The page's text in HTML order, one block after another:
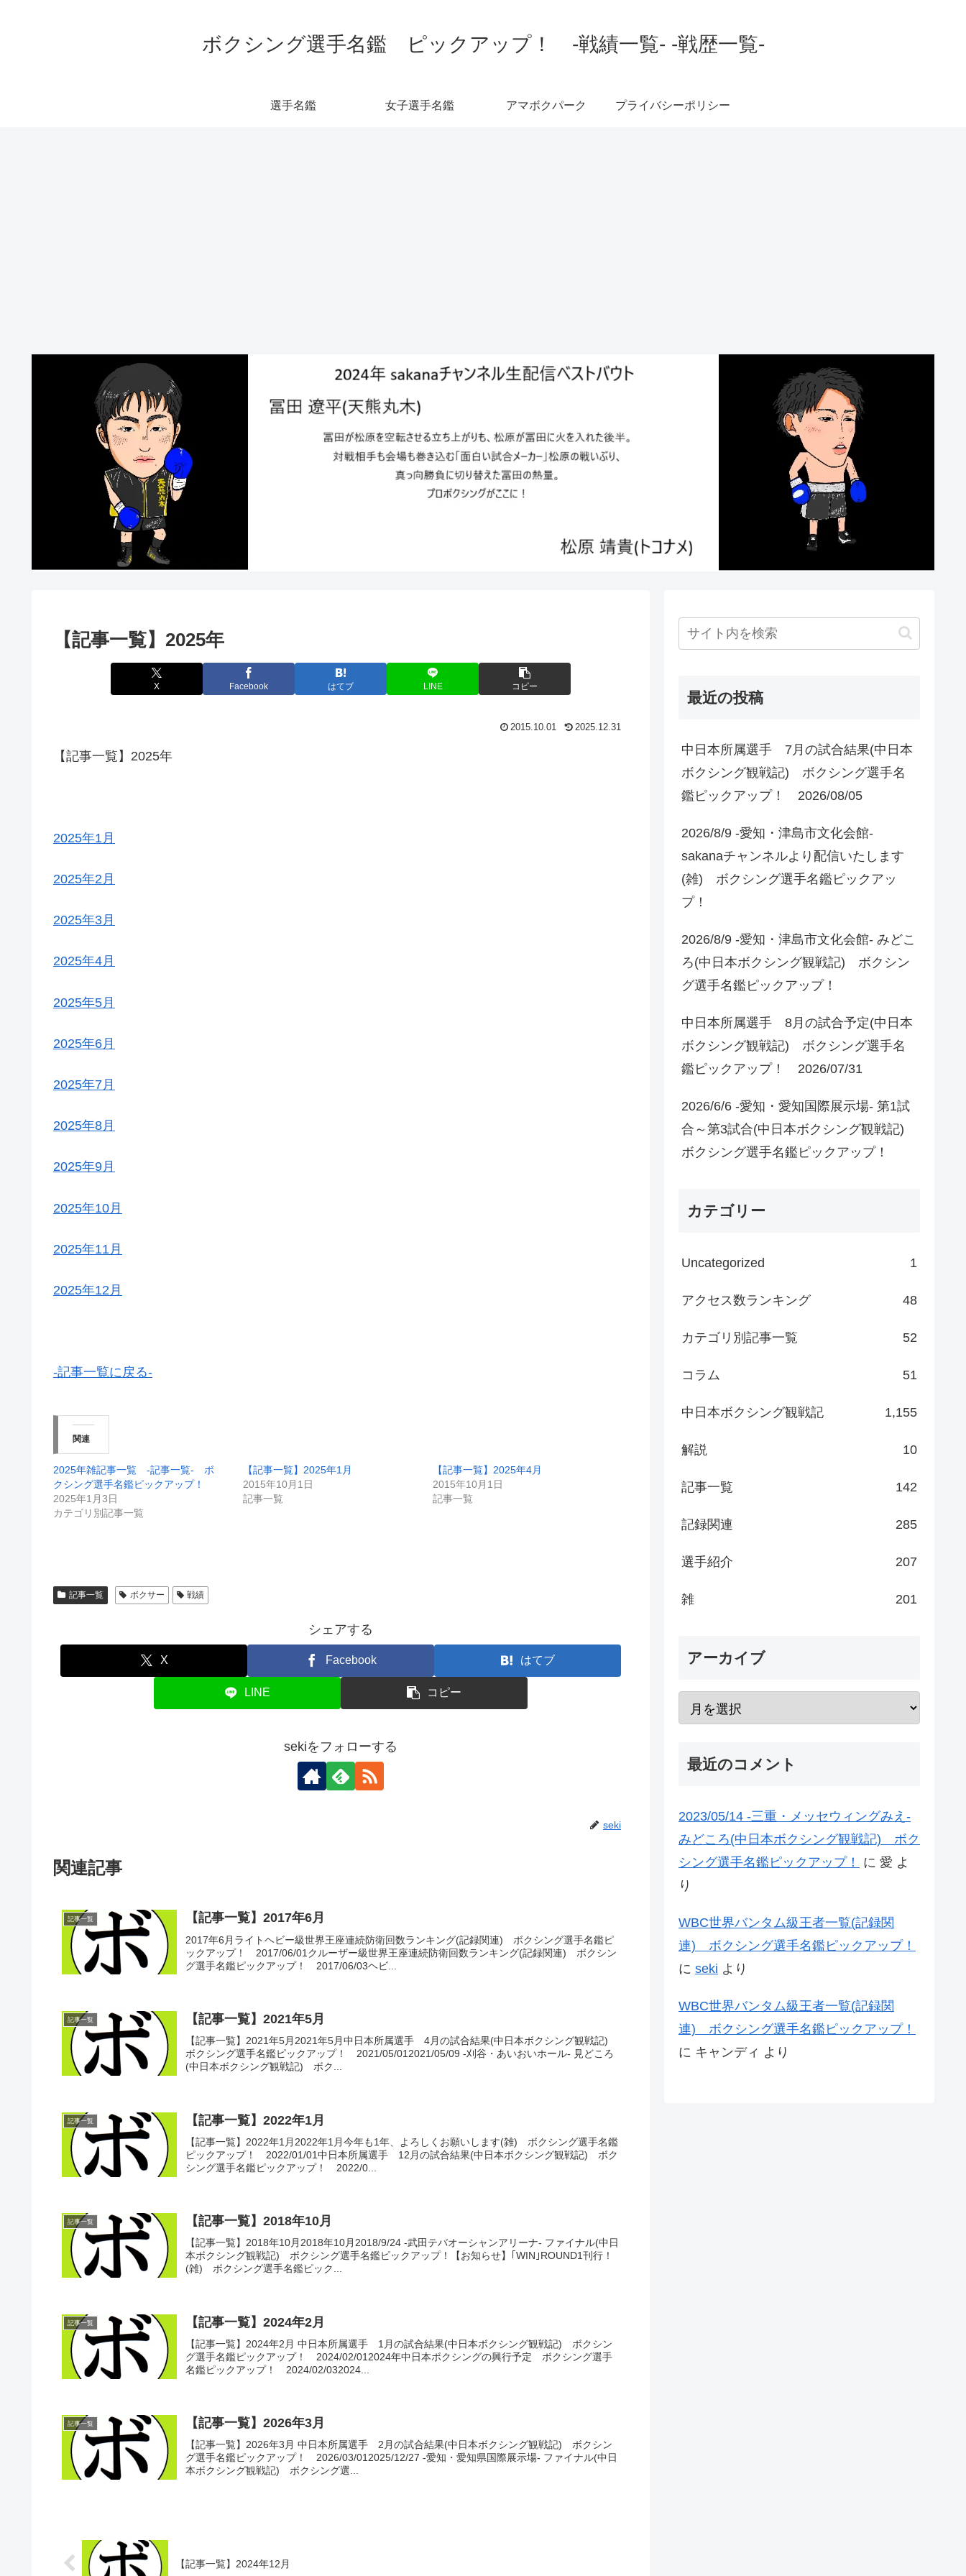
ボクシング選手名鑑 ピックアップ！ -戦績一覧- -戦歴一覧-
選手名鑑 女子選手名鑑 アマボクパーク プライバシーポリシー
【記事一覧】2025年
X Facebook はてブ LINE コピー
2015.10.01 2025.12.31
【記事一覧】2025年
2025年1月
2025年2月
2025年3月
2025年4月
2025年5月
2025年6月
2025年7月
2025年8月
2025年9月
2025年10月
2025年11月
2025年12月
-記事一覧に戻る-
関連
2025年雑記事一覧 -記事一覧- ボ
クシング選手名鑑ピックアップ！
2025年1月3日
カテゴリ別記事一覧
【記事一覧】2025年1月
2015年10月1日
記事一覧
【記事一覧】2025年4月
2015年10月1日
記事一覧
記事一覧 ボクサー 戦績
シェアする
X Facebook はてブ
LINE コピー
sekiをフォローする
seki
関連記事
記事一覧 【記事一覧】2017年6月
2017年6月ライトヘビー級世界王座連続防衛回数ランキング(記録関連) ボクシング選手名鑑ピ
ックアップ！ 2017/06/01クルーザー級世界王座連続防衛回数ランキング(記録関連) ボクシン
グ選手名鑑ピックアップ！ 2017/06/03ヘビ...
記事一覧 【記事一覧】2021年5月
【記事一覧】2021年5月2021年5月中日本所属選手 4月の試合結果(中日本ボクシング観戦記)
ボクシング選手名鑑ピックアップ！ 2021/05/012021/05/09 -刈谷・あいおいホール- 見どころ
(中日本ボクシング観戦記) ボク...
記事一覧 【記事一覧】2022年1月
【記事一覧】2022年1月2022年1月今年も1年、よろしくお願いします(雑) ボクシング選手名鑑
ピックアップ！ 2022/01/01中日本所属選手 12月の試合結果(中日本ボクシング観戦記) ボク
シング選手名鑑ピックアップ！ 2022/0...
記事一覧 【記事一覧】2018年10月
【記事一覧】2018年10月2018年10月2018/9/24 -武田テバオーシャンアリーナ- ファイナル(中日
本ボクシング観戦記) ボクシング選手名鑑ピックアップ！【お知らせ】｢WIN｣ROUND1刊行！
(雑) ボクシング選手名鑑ピック...
記事一覧 【記事一覧】2024年2月
【記事一覧】2024年2月 中日本所属選手 1月の試合結果(中日本ボクシング観戦記) ボクシン
グ選手名鑑ピックアップ！ 2024/02/012024年中日本ボクシングの興行予定 ボクシング選手
名鑑ピックアップ！ 2024/02/032024...
記事一覧 【記事一覧】2026年3月
【記事一覧】2026年3月 中日本所属選手 2月の試合結果(中日本ボクシング観戦記) ボクシン
グ選手名鑑ピックアップ！ 2026/03/012025/12/27 -愛知・愛知県国際展示場- ファイナル(中日
本ボクシング観戦記) ボクシング選...
【記事一覧】2024年12月
最近の投稿
中日本所属選手 7月の試合結果(中日本
ボクシング観戦記) ボクシング選手名
鑑ピックアップ！ 2026/08/05
2026/8/9 -愛知・津島市文化会館-
sakanaチャンネルより配信いたします
(雑) ボクシング選手名鑑ピックアッ
プ！
2026/8/9 -愛知・津島市文化会館- みどこ
ろ(中日本ボクシング観戦記) ボクシン
グ選手名鑑ピックアップ！
中日本所属選手 8月の試合予定(中日本
ボクシング観戦記) ボクシング選手名
鑑ピックアップ！ 2026/07/31
2026/6/6 -愛知・愛知国際展示場- 第1試
合～第3試合(中日本ボクシング観戦記)
ボクシング選手名鑑ピックアップ！
カテゴリー
Uncategorized 1
アクセス数ランキング 48
カテゴリ別記事一覧 52
コラム 51
中日本ボクシング観戦記 1,155
解説 10
記事一覧 142
記録関連 285
選手紹介 207
雑 201
アーカイブ
最近のコメント
2023/05/14 -三重・メッセウィングみえ-
みどころ(中日本ボクシング観戦記) ボク
シング選手名鑑ピックアップ！
に 愛 よ
り
WBC世界バンタム級王者一覧(記録関
連) ボクシング選手名鑑ピックアップ！
に seki より
WBC世界バンタム級王者一覧(記録関
連) ボクシング選手名鑑ピックアップ！
に キャンディ より